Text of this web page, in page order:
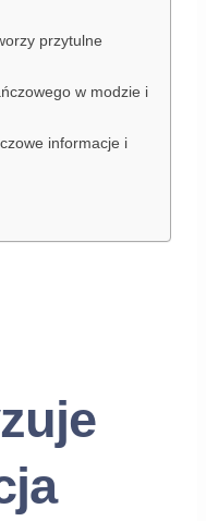
przytulne
w modzie i
informacje i